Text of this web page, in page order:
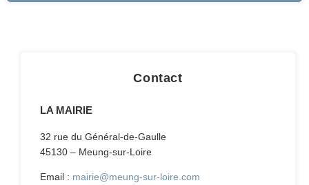
Contact
LA MAIRIE
32 rue du Général-de-Gaulle
45130 – Meung-sur-Loire
Email : mairie@meung-sur-loire.com